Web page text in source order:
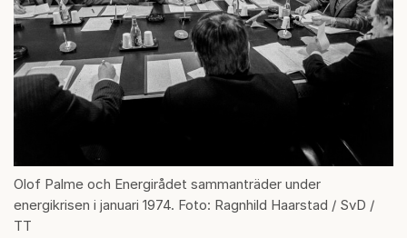
Olof Palme och Energirådet sammanträder under
energikrisen i januari 1974. Foto: Ragnhild Haarstad / SvD /
TT